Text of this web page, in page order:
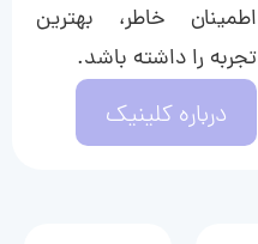
اطمینان خاطر، بهترین
تجربه را داشته باشد.
درباره کلینیک